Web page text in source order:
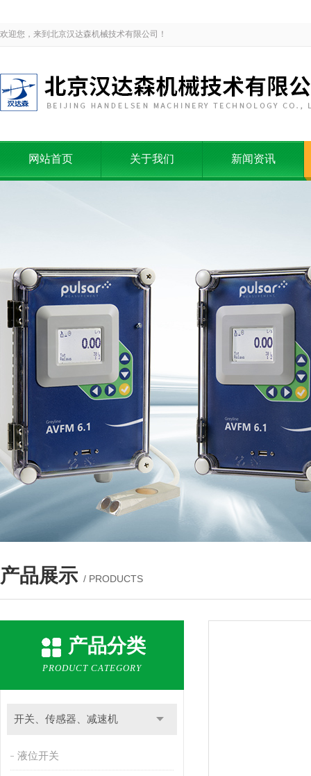
欢迎您，来到北京汉达森机械技术有限公司！
网站首页 关于我们 新闻资讯
产品展示 / PRODUCTS
产品分类
PRODUCT CATEGORY
开关、传感器、减速机
液位开关